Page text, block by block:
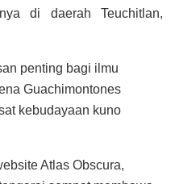
di daerah Teuchitlan,
penting bagi ilmu
Guachimontones
kebudayaan kuno
Atlas Obscura,